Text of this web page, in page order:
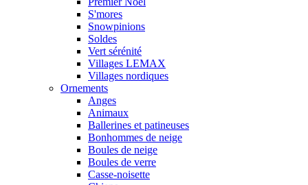
S'mores
Snowpinions
Soldes
Vert sérénité
Villages LEMAX
Villages nordiques
Ornements
Anges
Animaux
Ballerines et patineuses
Bonhommes de neige
Boules de neige
Boules de verre
Casse-noisette